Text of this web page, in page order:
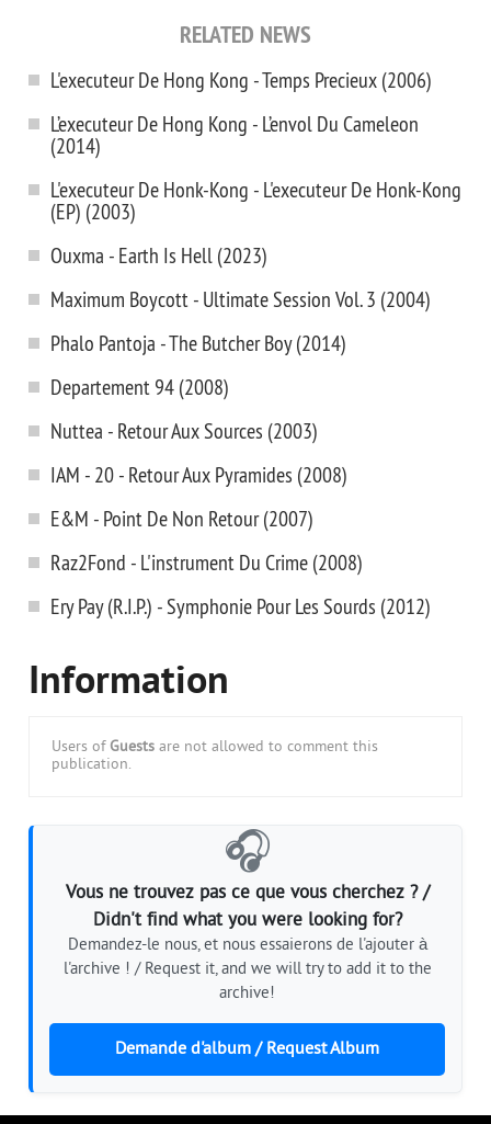
RELATED NEWS
L'executeur De Hong Kong - Temps Precieux (2006)
L’executeur De Hong Kong - L’envol Du Cameleon
(2014)
L'executeur De Honk-Kong - L'executeur De Honk-Kong
(EP) (2003)
Ouxma - Earth Is Hell (2023)
Maximum Boycott - Ultimate Session Vol. 3 (2004)
Phalo Pantoja - The Butcher Boy (2014)
Departement 94 (2008)
Nuttea - Retour Aux Sources (2003)
IAM - 20 - Retour Aux Pyramides (2008)
E&M - Point De Non Retour (2007)
Raz2Fond - L'instrument Du Crime (2008)
Ery Pay (R.I.P.) - Symphonie Pour Les Sourds (2012)
Information
Users of Guests are not allowed to comment this
publication.
🎧
Vous ne trouvez pas ce que vous cherchez ? /
Didn't find what you were looking for?
Demandez-le nous, et nous essaierons de l'ajouter à
l'archive ! / Request it, and we will try to add it to the
archive!
Demande d'album / Request Album